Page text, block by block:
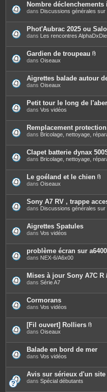
Nombre déclenchements
dans Discussions générales sur
Phot'Aubrac 2025 ou
dans Les rencontres
Gardien de troupeau
è
c
j
o
i
t
e
s
dans Oiseaux
Aigrettes balade autour
dans Oiseaux
Petit tour le long de
dans Vos vidéos
Remplacement
dans Bricolage, nettoyage,
Clapet batterie dynax
dans Bricolage, nettoyage,
Le goéland et le chien
è
c
e
s
j
t
e
s
dans Oiseaux
Sony A7 RV , trappe
dans Discussions générales sur
Aigrettes Spatules
dans Vos vidéos
problème écran sur a6400
dans NEX-6/A6x00
Mises à jour Sony A7C R
dans Série A7
Cormorans
dans Vos vidéos
[Fil ouvert] Rolliers
è
c
j
o
i
t
dans Oiseaux
Balade en bord de mer
dans Vos vidéos
Avis sur sérieux d'un site
dans Spécial débutants